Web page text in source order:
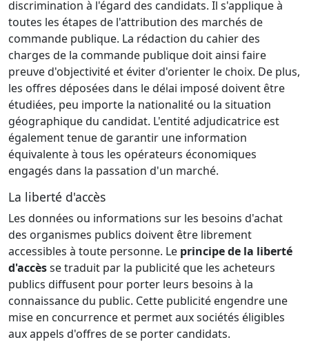
discrimination à l'égard des candidats. Il s'applique à
toutes les étapes de l'attribution des marchés de
commande publique. La rédaction du cahier des
charges de la commande publique doit ainsi faire
preuve d'objectivité et éviter d'orienter le choix. De plus,
les offres déposées dans le délai imposé doivent être
étudiées, peu importe la nationalité ou la situation
géographique du candidat. L'entité adjudicatrice est
également tenue de garantir une information
équivalente à tous les opérateurs économiques
engagés dans la passation d'un marché.
La liberté d'accès
Les données ou informations sur les besoins d'achat
des organismes publics doivent être librement
accessibles à toute personne. Le principe de la liberté
d'accèsse traduit par la publicité que les acheteurs
publics diffusent pour porter leurs besoins à la
connaissance du public. Cette publicité engendre une
mise en concurrence et permet aux sociétés éligibles
aux appels d'offres de se porter candidats.